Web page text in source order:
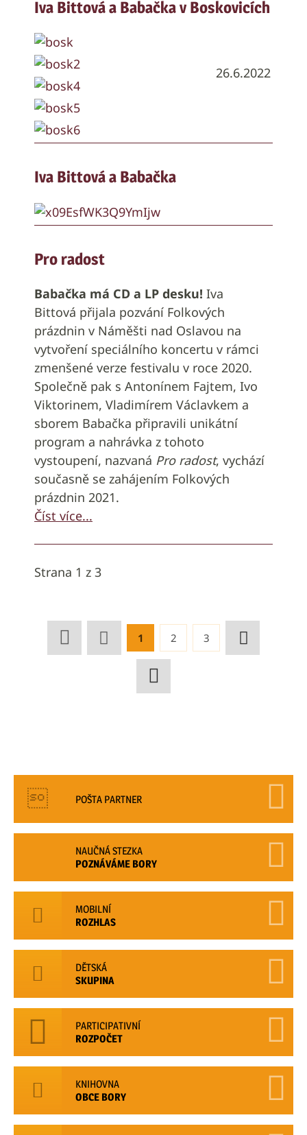
Iva Bittová a Babačka v Boskovicích
26.6.2022
Iva Bittová a Babačka
Pro radost
Babačka má CD a LP desku! Iva
Bittová přijala pozvání Folkových
prázdnin v Náměšti nad Oslavou na
vytvoření speciálního koncertu v rámci
zmenšené verze festivalu v roce 2020.
Společně pak s Antonínem Fajtem, Ivo
Viktorinem, Vladimírem Václavkem a
sborem Babačka připravili unikátní
program a nahrávka z tohoto
vystoupení, nazvaná Pro radost, vychází
současně se zahájením Folkových
prázdnin 2021.
Číst více...
Strana 1 z 3
1 2 3
POŠTA PARTNER
NAUČNÁ STEZKA
POZNÁVÁME BORY
MOBILNÍ
ROZHLAS
DĚTSKÁ
SKUPINA
PARTICIPATIVNÍ
ROZPOČET
KNIHOVNA
OBCE BORY